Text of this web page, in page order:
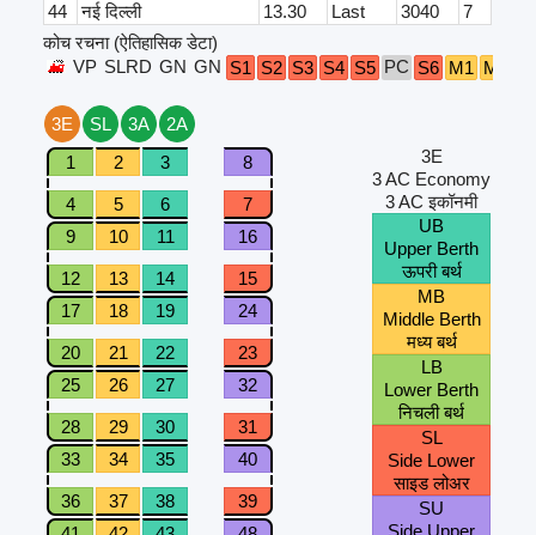
44
नई दिल्ली 13.30 Last 3040
7
कोच रचना (ऐतिहासिक डेटा)
VP SLRD GN GN S1 S2 S3 S4 S5 PC S6 M1 M2
3E SL 3A
2A
1
2 3 8
4 5 6
7
9
10 11 16
12 13 14
15
17
18 19 24
20 21 22
23
25
26 27 32
28 29 30
31
33
34 35 40
36 37 38
39
3E
3 AC Economy
3 AC इकॉनमी
UB
Upper Berth
ऊपरी बर्थ
MB
Middle Berth
मध्य बर्थ
LB
Lower Berth
निचली बर्थ
SL
Side Lower
साइड लोअर
SU